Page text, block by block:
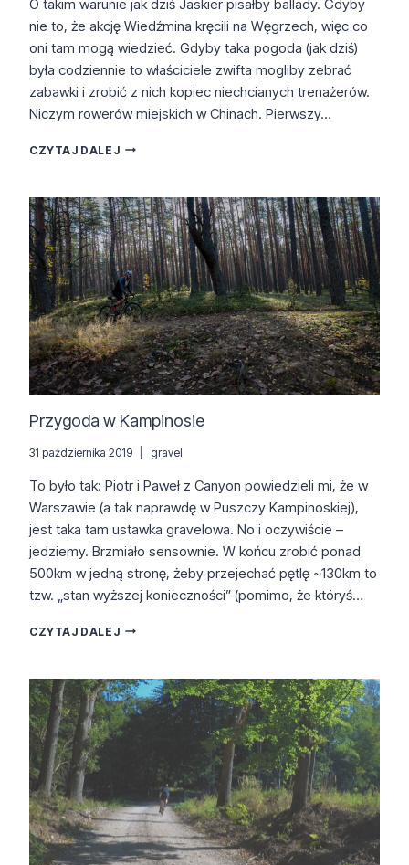
O takim warunie jak dziś Jaskier pisałby ballady. Gdyby
nie to, że akcję Wiedźmina kręcili na Węgrzech, więc co
oni tam mogą wiedzieć. Gdyby taka pogoda (jak dziś)
była codziennie to właściciele zwifta mogliby zebrać
zabawki i zrobić z nich kopiec niechcianych trenażerów.
Niczym rowerów miejskich w Chinach. Pierwszy…
CZYTAJ DALEJGRAVEL
Przygoda w Kampinosie
31 października 2019 gravel
To było tak: Piotr i Paweł z Canyon powiedzieli mi, że w
Warszawie (a tak naprawdę w Puszczy Kampinoskiej),
jest taka tam ustawka gravelowa. No i oczywiście –
jedziemy. Brzmiało sensownie. W końcu zrobić ponad
500km w jedną stronę, żeby przejechać pętlę ~130km to
tzw. „stan wyższej konieczności” (pomimo, że któryś…
CZYTAJ DALEJPRZYGODA